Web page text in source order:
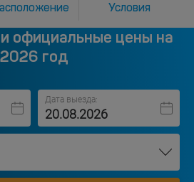
Условия
официальные цены на
2026 год
Дата выезда: